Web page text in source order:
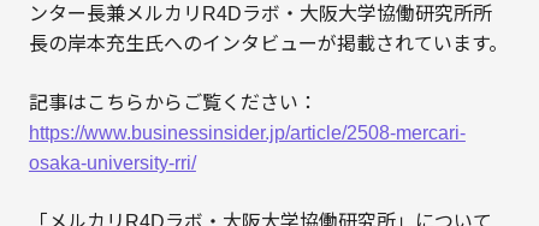
ンター長兼メルカリR4Dラボ・大阪大学協働研究所所
長の岸本充生氏へのインタビューが掲載されています。
記事はこちらからご覧ください：
https://www.businessinsider.jp/article/2508-mercari-
osaka-university-rri/
「メルカリR4Dラボ・大阪大学協働研究所」について